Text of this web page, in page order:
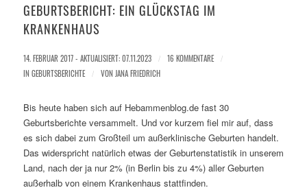
GEBURTSBERICHT: EIN GLÜCKSTAG IM
KRANKENHAUS
14. FEBRUAR 2017 - AKTUALISIERT: 07.11.2023 / 16 KOMMENTARE
/
IN GEBURTSBERICHTE / VON JANA FRIEDRICH
Bis heute haben sich auf Hebammenblog.de fast 30
Geburtsberichte versammelt. Und vor kurzem fiel mir auf, dass
es sich dabei zum Großteil um außerklinische Geburten handelt.
Das widerspricht natürlich etwas der Geburtenstatistik in unserem
Land, nach der ja nur 2% (in Berlin bis zu 4%) aller Geburten
außerhalb von einem Krankenhaus stattfinden.